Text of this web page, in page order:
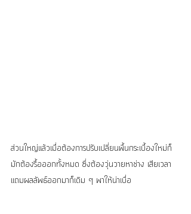
ส่วนใหญ่แล้วเมื่อต้องการปรับเปลี่ยนพื้นกระเบื้องใหม่ก็
มักต้องรื้อออกทั้งหมด ซึ่งต้องวุ่นวายหาช่าง เสียเวลา
แถมผลลัพธ์ออกมาก็เดิม ๆ พาให้น่าเบื่อ